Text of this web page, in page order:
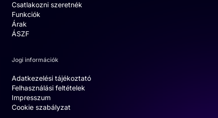
Csatlakozni szeretnék
Funkciók
Árak
ÁSZF
Jogi információk
Adatkezelési tájékoztató
Felhasználási feltételek
Impresszum
Cookie szabályzat